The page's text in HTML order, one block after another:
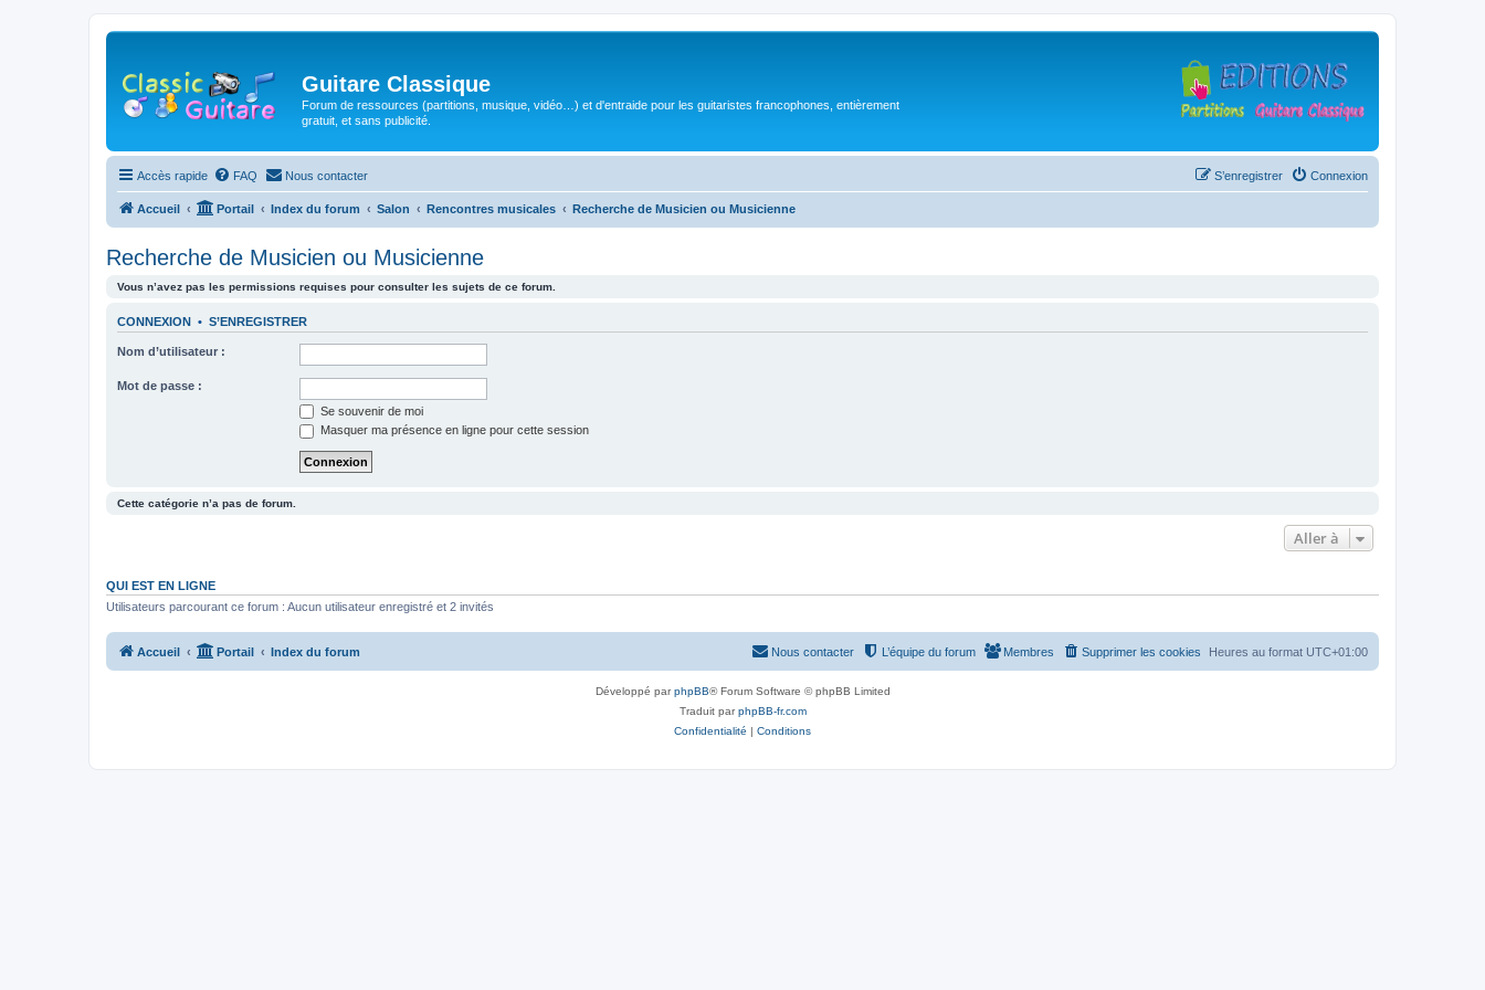
Guitare Classique
Forum de ressources (partitions, musique, vidéo…) et d'entraide pour les guitaristes francophones, entièrement
gratuit, et sans publicité.
Accès rapide FAQ Nous contacter Connexion
S’enregistrer
Accueil Portail Index du forum Salon Rencontres musicales Recherche de Musicien ou Musicienne
Recherche de Musicien ou Musicienne
Vous n’avez pas les permissions requises pour consulter les sujets de ce forum.
CONNEXION • S’ENREGISTRER
Nom d’utilisateur :
Mot de passe :
Se souvenir de moi
Masquer ma présence en ligne pour cette session
Cette catégorie n’a pas de forum.
Aller à
QUI EST EN LIGNE
Utilisateurs parcourant ce forum : Aucun utilisateur enregistré et 2 invités
Accueil Portail Index du forum Heures au format UTC+01:00
Supprimer les cookies
Membres
L’équipe du forum
Nous contacter
Développé parphpBB® Forum Software © phpBB Limited
Traduit parphpBB-fr.com
Confidentialité | Conditions